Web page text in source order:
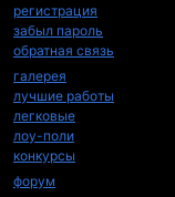
регистрация
забыл пароль
обратная связь
галерея
лучшие работы
легковые
лоу-поли
конкурсы
форум